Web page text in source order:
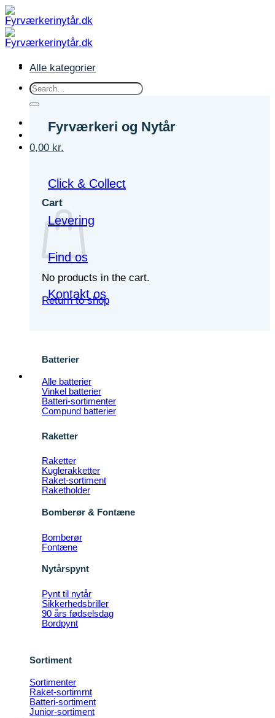
Fortsæt
til
indhold
Search
0,00 kr.
Cart
No products in the cart.
Return to shop
Alle kategorier
Fyrværkeri og Nytår
Click & Collect
Levering
Find os
Kontakt os
Batterier
Alle batterier
Vinkel batterier
Batteri-sortimenter
Compund batterier
Raketter
Raketter
Kuglerakketter
Raket-sortiment
Raketholder
Bomberør & Fontæne
Bomberør
Fontæne
Nytårspynt
Pynt til nytår
Sikkerhedsbriller
90 års fødselsdag
Bordpynt
Sortiment
Sortimenter
Raket-sortimrnt
Batteri-sortiment
Junior-sortiment